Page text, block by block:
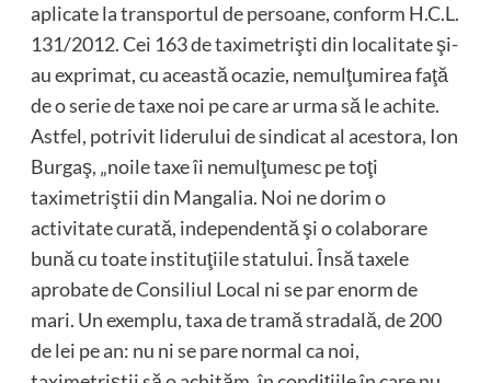
aplicate la transportul de persoane, conform H.C.L.
131/2012. Cei 163 de taximetrişti din localitate şi-
au exprimat, cu această ocazie, nemulţumirea faţă
de o serie de taxe noi pe care ar urma să le achite.
Astfel, potrivit liderului de sindicat al acestora, Ion
Burgaş, „noile taxe îi nemulţumesc pe toţi
taximetriştii din Mangalia. Noi ne dorim o
activitate curată, independentă şi o colaborare
bună cu toate instituţiile statului. Însă taxele
aprobate de Consiliul Local ni se par enorm de
mari. Un exemplu, taxa de tramă stradală, de 200
de lei pe an: nu ni se pare normal ca noi,